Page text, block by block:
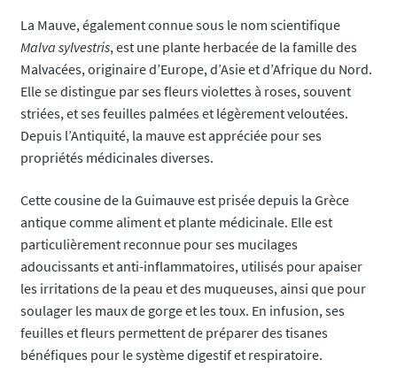
La Mauve, également connue sous le nom scientifique
Malva sylvestris, est une plante herbacée de la famille des
Malvacées, originaire d’Europe, d’Asie et d’Afrique du Nord.
Elle se distingue par ses fleurs violettes à roses, souvent
striées, et ses feuilles palmées et légèrement veloutées.
Depuis l’Antiquité, la mauve est appréciée pour ses
propriétés médicinales diverses.
Cette cousine de la Guimauve est prisée depuis la Grèce
antique comme aliment et plante médicinale. Elle est
particulièrement reconnue pour ses mucilages
adoucissants et anti-inflammatoires, utilisés pour apaiser
les irritations de la peau et des muqueuses, ainsi que pour
soulager les maux de gorge et les toux. En infusion, ses
feuilles et fleurs permettent de préparer des tisanes
bénéfiques pour le système digestif et respiratoire.